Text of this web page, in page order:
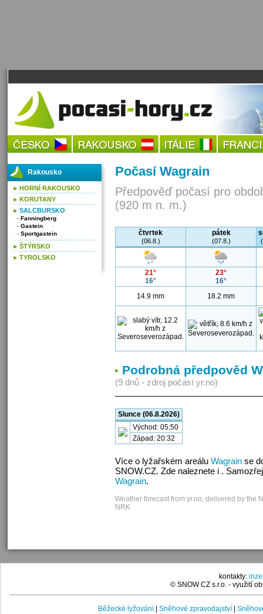
Počasí Wagrain
Předpověď počasí pro
(920 m n. m.)
čtvrtek
(06.8.)
pátek
(07.8.)
21°
16°
23°
16°
14.9 mm
18.2 mm
Podrobná předpověd
(9 dnů - zdroj počasí yr.no)
Slunce (06.8.2026)
Východ: 05:50
Západ: 20:32
Více o lyžařském areálu Wagrain se
SNOW.CZ. Zde naleznete i .
Wagrain.
Weather forecast from yr.no, delivered by the
NRK
Rakousko
HORNÍ RAKOUSKO
KORUTANY
SALCBURSKO
Fanningberg
Gastein
Sportgastein
ŠTÝRSKO
TYROLSKO
kontakty:
© SNOW CZ s.r.o. - využití
Běžecké lyžování Sněhové zpravodajství